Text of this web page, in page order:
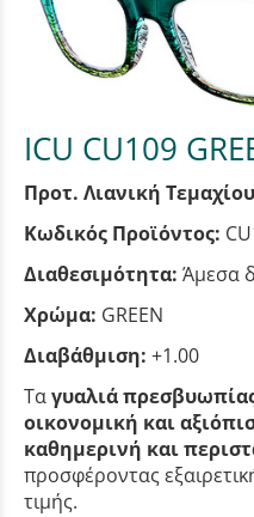
ICU CU109
Προτ. Λιανική
Κωδικός Προϊόντος:
Διαθεσιμότητα: Άμεσα
Χρώμα: GREEN
Διαβάθμιση: +1.00
Ταγυαλιά
οικονομική και
καθημερινή και
προσφέροντας
τιμής.